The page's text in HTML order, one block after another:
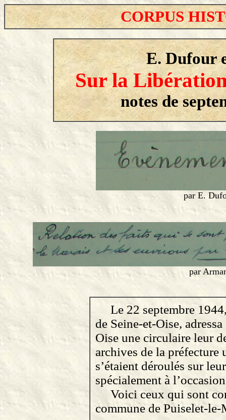
CORPUS
E. Dufour
Sur la
notes de
par E.
par
Le 22 septembre
de Seine-et-Oise,
Oise une circulaire leur
archives de la préfecture
s’étaient déroulés sur
spécialement à
Voici ceux qui sont
commune de Puiselet-le-